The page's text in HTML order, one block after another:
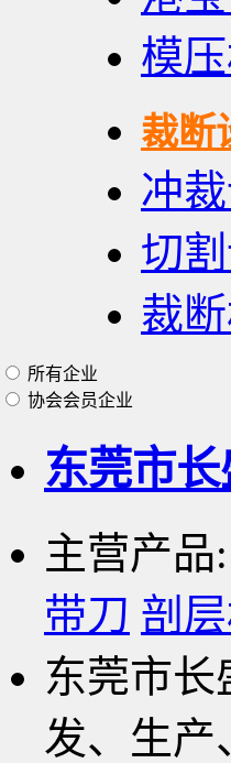
模
裁断
冲
切
裁
所有企业
协会会员企业
东莞市
主营产品:
带刀 剖
东莞市
发、生产